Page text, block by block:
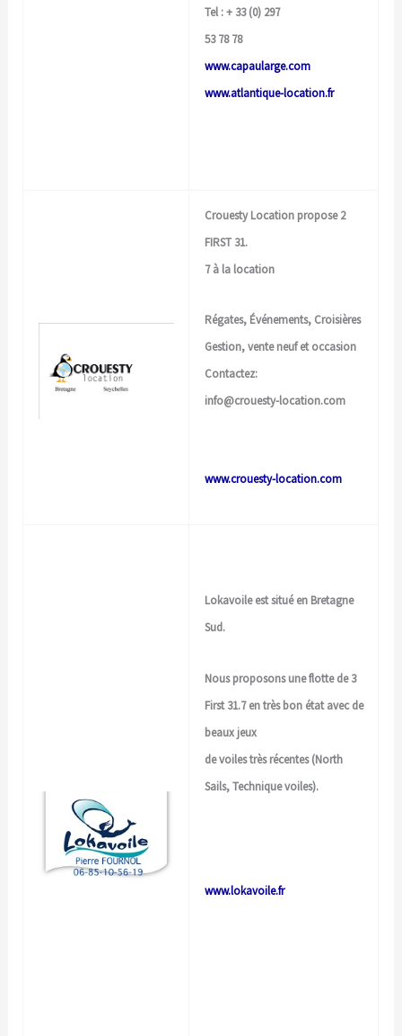
Tel : + 33 (0) 297
53 78 78
www.capaularge.com
www.atlantique-location.fr
Crouesty Location propose 2
FIRST 31.
7 à la location
Régates, Événements, Croisières
Gestion, vente neuf et occasion
Contactez:
info@crouesty-location.com
www.crouesty-location.com
Lokavoile est situé en Bretagne
Sud.
Nous proposons une flotte de 3
First 31.7 en très bon état avec de
beaux jeux
de voiles très récentes (North
Sails, Technique voiles).
www.lokavoile.fr